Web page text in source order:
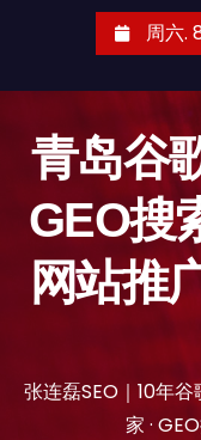
周六.
青岛谷
GEO搜
网站推
张连磊SEO｜10年
家 ·